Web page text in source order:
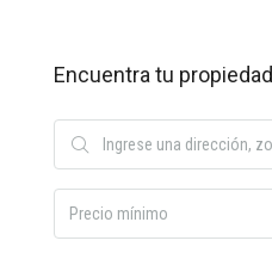
Encuentra tu propiedad